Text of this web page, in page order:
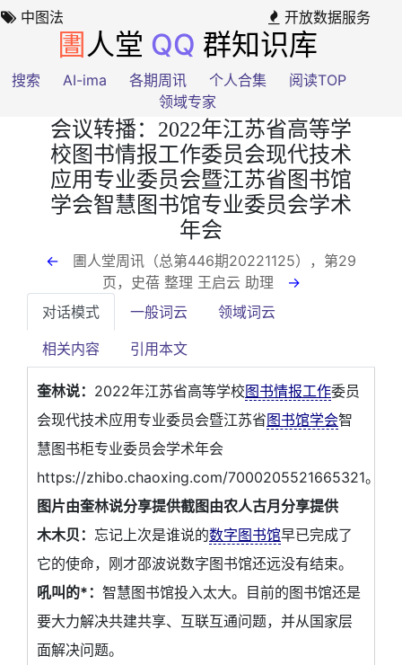
中图法 开放数据服务
圕 人堂 QQ 群知识库
搜索 AI-ima 各期周讯 个人合集
阅读TOP
领域专家
会议转播：2022年江苏省高等学
校图书情报工作委员会现代技术
应用专业委员会暨江苏省图书馆
学会智慧图书馆专业委员会学术
年会
←
圕人堂周讯（总第446期20221125），第29
页 ，史蓓 整理 王启云 助理
→
对话模式
一般词云 领域词云
相关内容 引用本文
奎林说： 2022年江苏省高等学校图书情报工作委员
会现代技术应用专业委员会暨江苏省图书馆学会智
慧图书柜专业委员会学术年会
https://zhibo.chaoxing.com/7000205521665321。
图片由奎林说分享提供截图由农人古月分享提供
木木贝： 忘记上次是谁说的数字图书馆早已完成了
它的使命，刚才邵波说数字图书馆还远没有结束。
吼叫的*： 智慧图书馆投入太大。目前的图书馆还是
要大力解决共建共享、互联互通问题，并从国家层
面解决问题。